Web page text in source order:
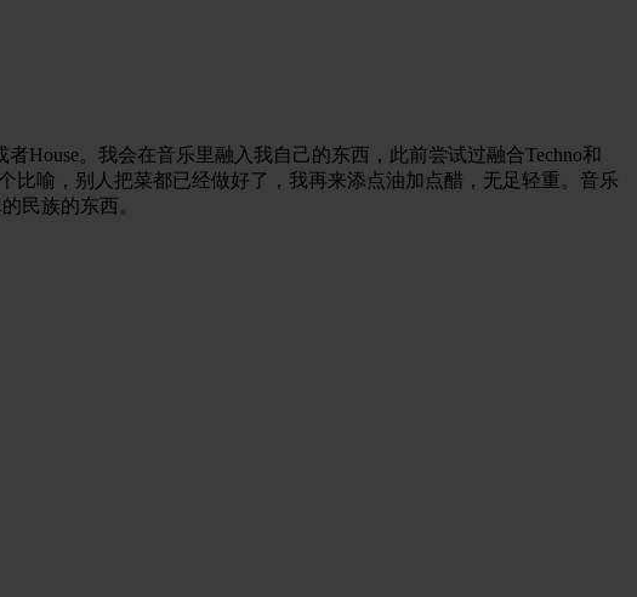
House。我会在音乐里融入我自己的东西，此前尝试过融合Techno和
比喻，别人把菜都已经做好了，我再来添点油加点醋，无足轻重。音乐
民族的东西。